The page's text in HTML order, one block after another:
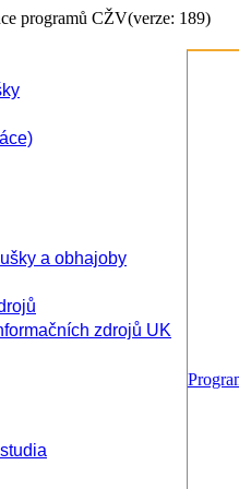
programů CŽV(verze: 189)
a obhajoby
zdrojů UK